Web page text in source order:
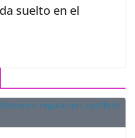
suelto en el